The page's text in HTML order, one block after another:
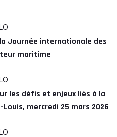
Journée internationale des
maritime
les défis et enjeux liés à la
Louis, mercredi 25 mars 2026